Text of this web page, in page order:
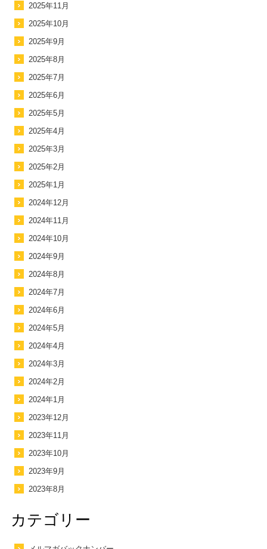
2025年11月
2025年10月
2025年9月
2025年8月
2025年7月
2025年6月
2025年5月
2025年4月
2025年3月
2025年2月
2025年1月
2024年12月
2024年11月
2024年10月
2024年9月
2024年8月
2024年7月
2024年6月
2024年5月
2024年4月
2024年3月
2024年2月
2024年1月
2023年12月
2023年11月
2023年10月
2023年9月
2023年8月
カテゴリー